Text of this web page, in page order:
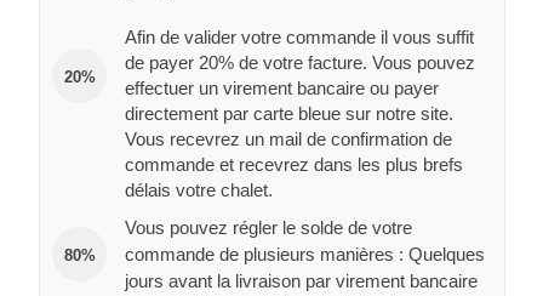
20%
Afin de valider votre commande il vous suffit
de payer 20% de votre facture. Vous pouvez
effectuer un virement bancaire ou payer
directement par carte bleue sur notre site.
Vous recevrez un mail de confirmation de
commande et recevrez dans les plus brefs
délais votre chalet.
80%
Vous pouvez régler le solde de votre
commande de plusieurs manières : Quelques
jours avant la livraison par virement bancaire